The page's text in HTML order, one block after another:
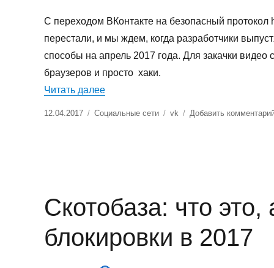
С переходом ВКонтакте на безопасный
перестали, и мы ждем, когда разработчики
способы на апрель 2017 года. Для закачки
браузеров и просто хаки.
Читать далее«Как скачать видео с ВК»
Опубликовано
12.04.2017 Рубрики
Социальные сети Метки
vk Добавить
Скотобаза: что
блокировки в 2017